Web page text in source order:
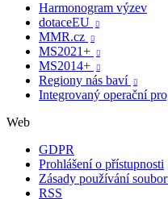
Harmonogram výzev
dotaceEU

MMR.cz 
MS2021+ 
MS2014+ 
Regiony nás baví 
Integrovaný operační
Web
GDPR
Prohlášení o přístupnosti
Zásady používání
RSS